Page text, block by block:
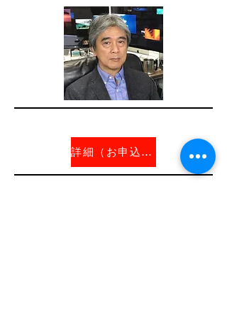
詳細（お申込を締切ました）